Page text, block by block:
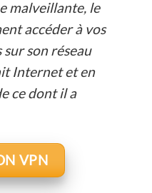
malveillante, le
accéder à vos
sur son réseau
Internet et en
ce dont il a
VPN